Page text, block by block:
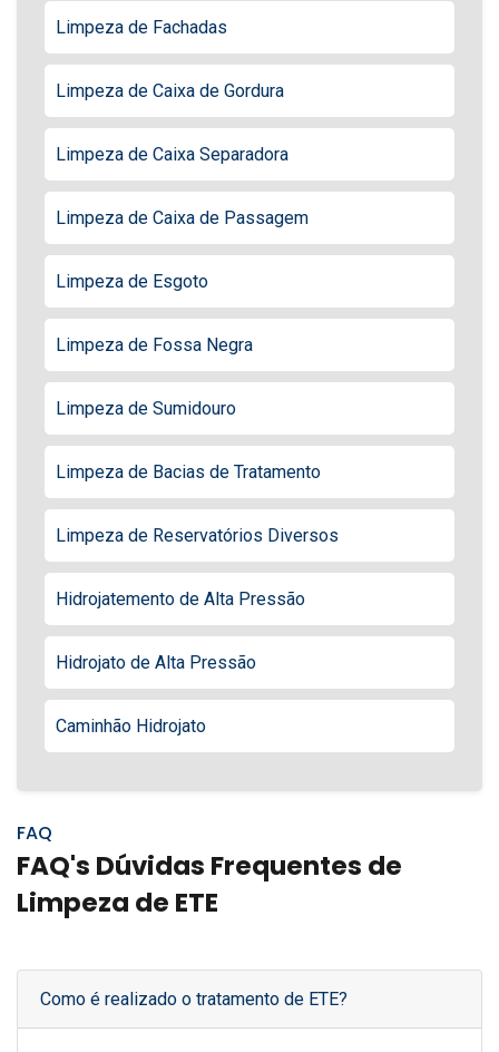
Limpeza de Fachadas
Limpeza de Caixa de Gordura
Limpeza de Caixa Separadora
Limpeza de Caixa de Passagem
Limpeza de Esgoto
Limpeza de Fossa Negra
Limpeza de Sumidouro
Limpeza de Bacias de Tratamento
Limpeza de Reservatórios Diversos
Hidrojatemento de Alta Pressão
Hidrojato de Alta Pressão
Caminhão Hidrojato
FAQ
FAQ's Dúvidas Frequentes de
Limpeza de ETE
Como é realizado o tratamento de ETE?